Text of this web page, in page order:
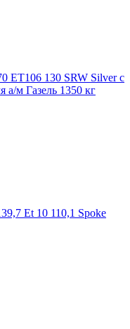
ET106 130 SRW Silver с
а/м Газель 1350 кг
Et 10 110,1 Spoke